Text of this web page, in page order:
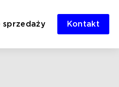
sprzedaży Kontakt